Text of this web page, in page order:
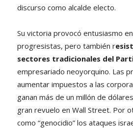
discurso como alcalde electo.
Su victoria provocó entusiasmo
progresistas, pero también r
sectores tradicionales del
empresariado neoyorquino. Las
aumentar impuestos a las
ganan más de un millón de
gran revuelo en Wall Street. Por
como “genocidio” los ataques